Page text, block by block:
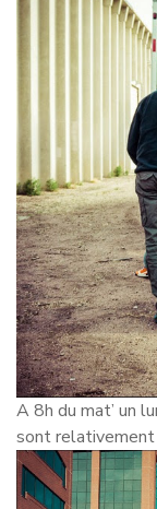
A 8h du mat’ un
sont